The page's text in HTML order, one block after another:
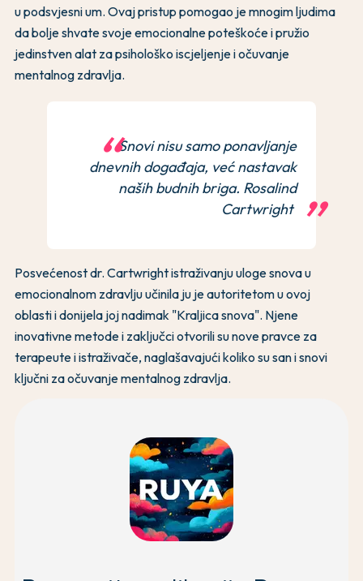
u podsvjesni um. Ovaj pristup pomogao je mnogim ljudima
da bolje shvate svoje emocionalne poteškoće i pružio
jedinstven alat za psihološko iscjeljenje i očuvanje
mentalnog zdravlja.
Snovi nisu samo ponavljanje
dnevnih događaja, već nastavak
naših budnih briga. Rosalind
Cartwright
Posvećenost dr. Cartwright istraživanju uloge snova u
emocionalnom zdravlju učinila ju je autoritetom u ovoj
oblasti i donijela joj nadimak "Kraljica snova". Njene
inovativne metode i zaključci otvorili su nove pravce za
terapeute i istraživače, naglašavajući koliko su san i snovi
ključni za očuvanje mentalnog zdravlja.